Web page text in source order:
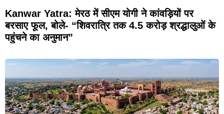
Kanwar Yatra: मेरठ में सीएम योगी ने कांवड़ियों पर
बरसाए फूल, बोले- “शिवरात्रि तक 4.5 करोड़ श्रद्धालुओं के
पहुंचने का अनुमान”